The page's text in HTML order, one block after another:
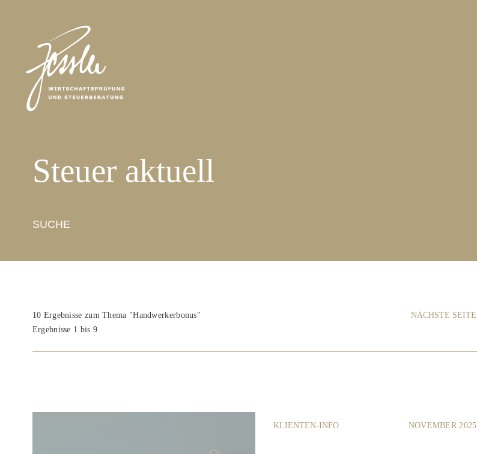
Steuer aktuell
SUCHE
10 Ergebnisse zum Thema "Handwerkerbonus"
Ergebnisse 1 bis 9
NÄCHSTE SEITE
KLIENTEN-INFO NOVEMBER 2025